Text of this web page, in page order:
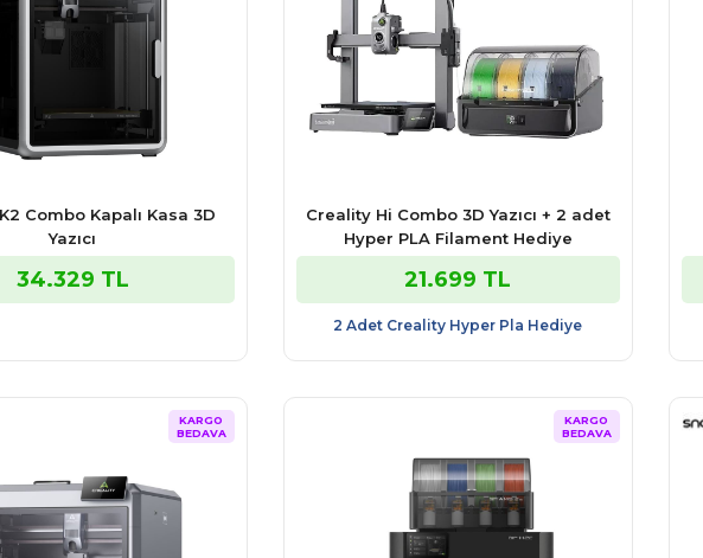
Combo Kapalı Kasa 3D
Yazıcı
34.329 TL
Creality Hi Combo 3D Yazıcı + 2 adet
Hyper PLA Filament Hediye
21.699 TL
2 Adet Creality Hyper Pla Hediye
KARGO
BEDAVA
KARGO
BEDAVA